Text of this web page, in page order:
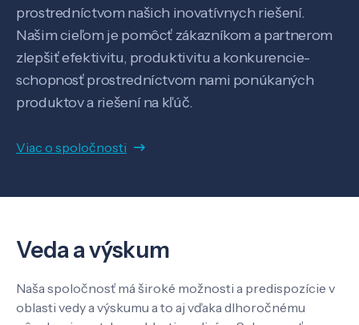
prostredníctvom našich inovatívnych riešení.
Našim cieľom je pomôcť zákazníkom a partnerom
zlepšiť efektivitu, produktivitu a konkurencie-
schopnosť prostredníctvom nami ponúkaných
produktov a riešení na kľúč.
Viac o spoločnosti
Veda a výskum
Naša spoločnosť má široké možnosti a predispozície v
oblasti vedy a výskumu a to aj vďaka dlhoročnému